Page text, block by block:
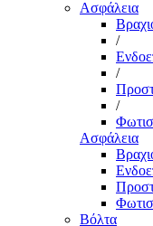
Ασφάλεια
/
/
/
Ασφάλεια
Βόλτα